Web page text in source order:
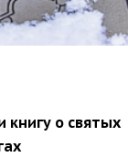
книгу о святых